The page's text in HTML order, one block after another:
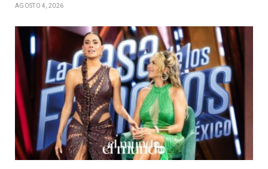
AGOSTO 4, 2026